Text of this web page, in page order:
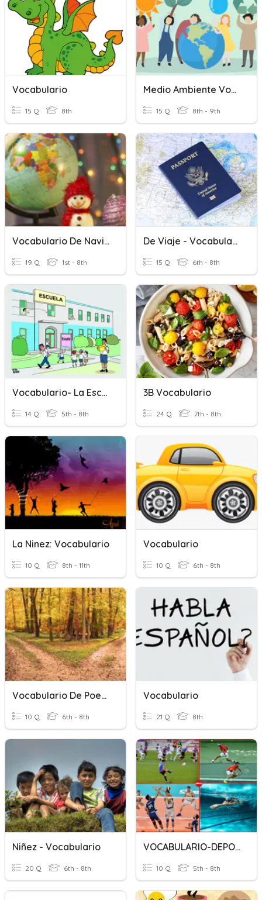
Vocabulario
15 Q 8th
Medio Ambiente Vocabulario
15 Q 8th - 9th
Vocabulario De Navidad
19 Q 1st - 8th
De Viaje - Vocabulario
15 Q 6th - 8th
Vocabulario- La Escuela
14 Q 5th - 8th
3B Vocabulario
24 Q 7th - 8th
La Ninez: Vocabulario
10 Q 8th - 11th
Vocabulario
10 Q 6th - 8th
Vocabulario De Poesia
10 Q 6th - 8th
Vocabulario
21 Q 8th
Niñez - Vocabulario
20 Q 6th - 8th
VOCABULARIO-DEPORTES
10 Q 5th - 8th